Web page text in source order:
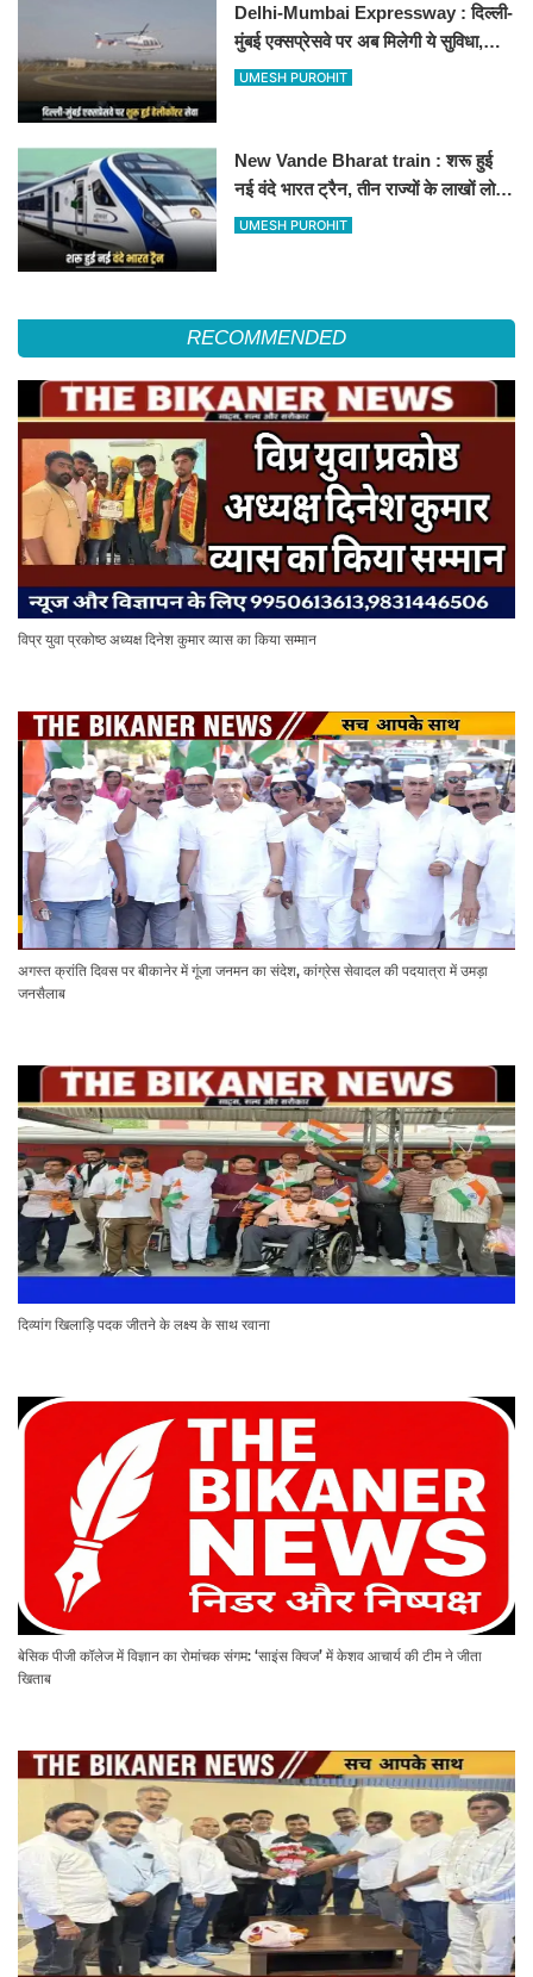
Delhi-Mumbai Expressway : दिल्ली-
मुंबई एक्सप्रेसवे पर अब मिलेगी ये सुविधा,
हेलीकॉप्टर सर्विस से तुरंत घायल पहुंचेगा
UMESH PUROHIT
New Vande Bharat train : शरू हुई
नई वंदे भारत ट्रैन, तीन राज्यों के लाखों लोगों
का सफर होगा आसान, देखें पूरा रूटमैप
UMESH PUROHIT
RECOMMENDED
विप्र युवा प्रकोष्ठ अध्यक्ष दिनेश कुमार व्यास का किया सम्मान
अगस्त क्रांति दिवस पर बीकानेर में गूंजा जनमन का संदेश, कांग्रेस सेवादल की पदयात्रा में उमड़ा
जनसैलाब
दिव्यांग खिलाड़ि पदक जीतने के लक्ष्य के साथ रवाना
बेसिक पीजी कॉलेज में विज्ञान का रोमांचक संगम: ‘साइंस क्विज’ में केशव आचार्य की टीम ने जीता
खिताब